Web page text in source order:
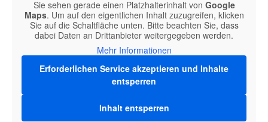
Sie sehen gerade einen Platzhalterinhalt von Google
Maps. Um auf den eigentlichen Inhalt zuzugreifen, klicken
Sie auf die Schaltfläche unten. Bitte beachten Sie, dass
dabei Daten an Drittanbieter weitergegeben werden.
Mehr Informationen
Erforderlichen Service akzeptieren und Inhalte
entsperren
Inhalt entsperren